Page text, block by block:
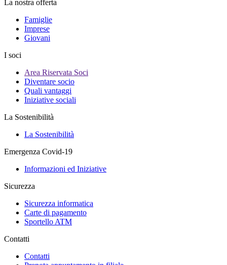
La nostra offerta
Famiglie
Imprese
Giovani
I soci
Area Riservata Soci
Diventare socio
Quali vantaggi
Iniziative sociali
La Sostenibilità
La Sostenibilità
Emergenza Covid-19
Informazioni ed Iniziative
Sicurezza
Sicurezza informatica
Carte di pagamento
Sportello ATM
Contatti
Contatti